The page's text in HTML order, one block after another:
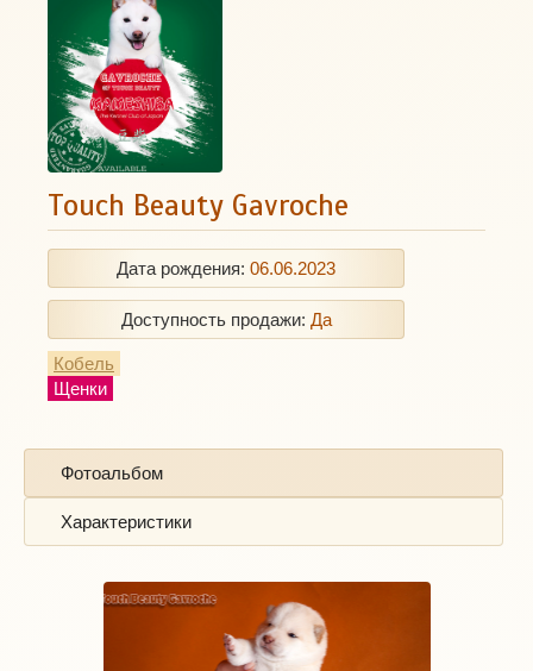
Touch Beauty Gavroche
Дата рождения: 06.06.2023
Доступность продажи: Да
Кобель
Щенки
Фотоальбом
Характеристики